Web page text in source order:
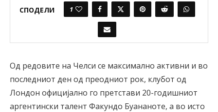
СПОДЕЛИ 1
Од редовите на Челси се максимално активни и во
последниот ден од преодниот рок, клубот од
Лондон официјално го претстави 20-годишниот
аргентински талент Факундо Буананоте, а во исто